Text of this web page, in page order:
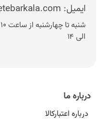
ایمیل:
الی ۱۴
درباره ما
درباره اعتبارکالا